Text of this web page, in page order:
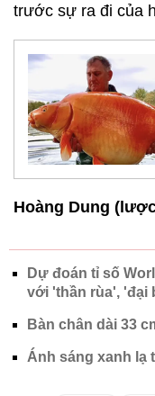
trước sự ra đi của
Hoàng Dung
Dự đoán tỉ số
với 'thần rùa', 'đại
Bàn chân dài 33
Ánh sáng xanh lạ